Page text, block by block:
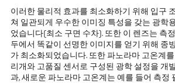
이러한 물리적 효과를 최소화하기 위해 입구
쳐 일관되게 우수한 이미징 특성을 갖는 광학
었습니다(최소 구면 수차). 또한 이 렌즈는 측
두에서 똑같이 선명한 이미지를 얻기 위해 종
가 최소화되었습니다. 또한 파노라마 고온계
리개와 고품질 센서로 구성된 광학 설정을 개
과, 새로운 파노라마 고온계는 예를 들어 측정